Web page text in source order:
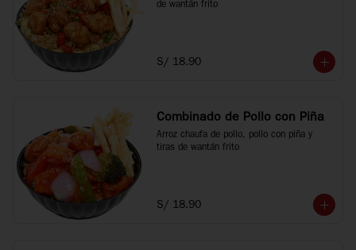
de wantán frito
S/ 18.90
Combinado de Pollo con Piña
Arroz chaufa de pollo, pollo con piña y
tiras de wantán frito
S/ 18.90